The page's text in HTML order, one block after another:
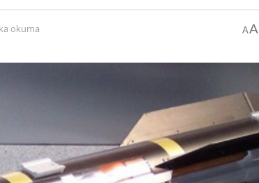
okuma AA